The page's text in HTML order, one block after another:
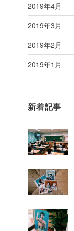
2019年4月
2019年3月
2019年2月
2019年1月
新着記事